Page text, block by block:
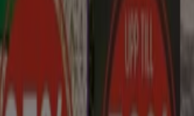
teknikföretaget som
över hela världen.